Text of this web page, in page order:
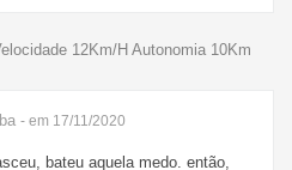
12Km/H Autonomia 10Km
- em 17/11/2020
bateu aquela medo. então,